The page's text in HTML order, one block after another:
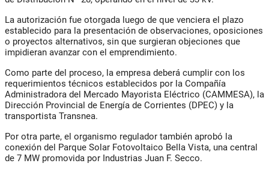
La autorización fue otorgada luego de que venciera el plazo
establecido para la presentación de observaciones, oposiciones
o proyectos alternativos, sin que surgieran objeciones que
impidieran avanzar con el emprendimiento.
Como parte del proceso, la empresa deberá cumplir con los
requerimientos técnicos establecidos por la Compañía
Administradora del Mercado Mayorista Eléctrico (CAMMESA), la
Dirección Provincial de Energía de Corrientes (DPEC) y la
transportista Transnea.
Por otra parte, el organismo regulador también aprobó la
conexión del Parque Solar Fotovoltaico Bella Vista, una central
de 7 MW promovida por Industrias Juan F. Secco.